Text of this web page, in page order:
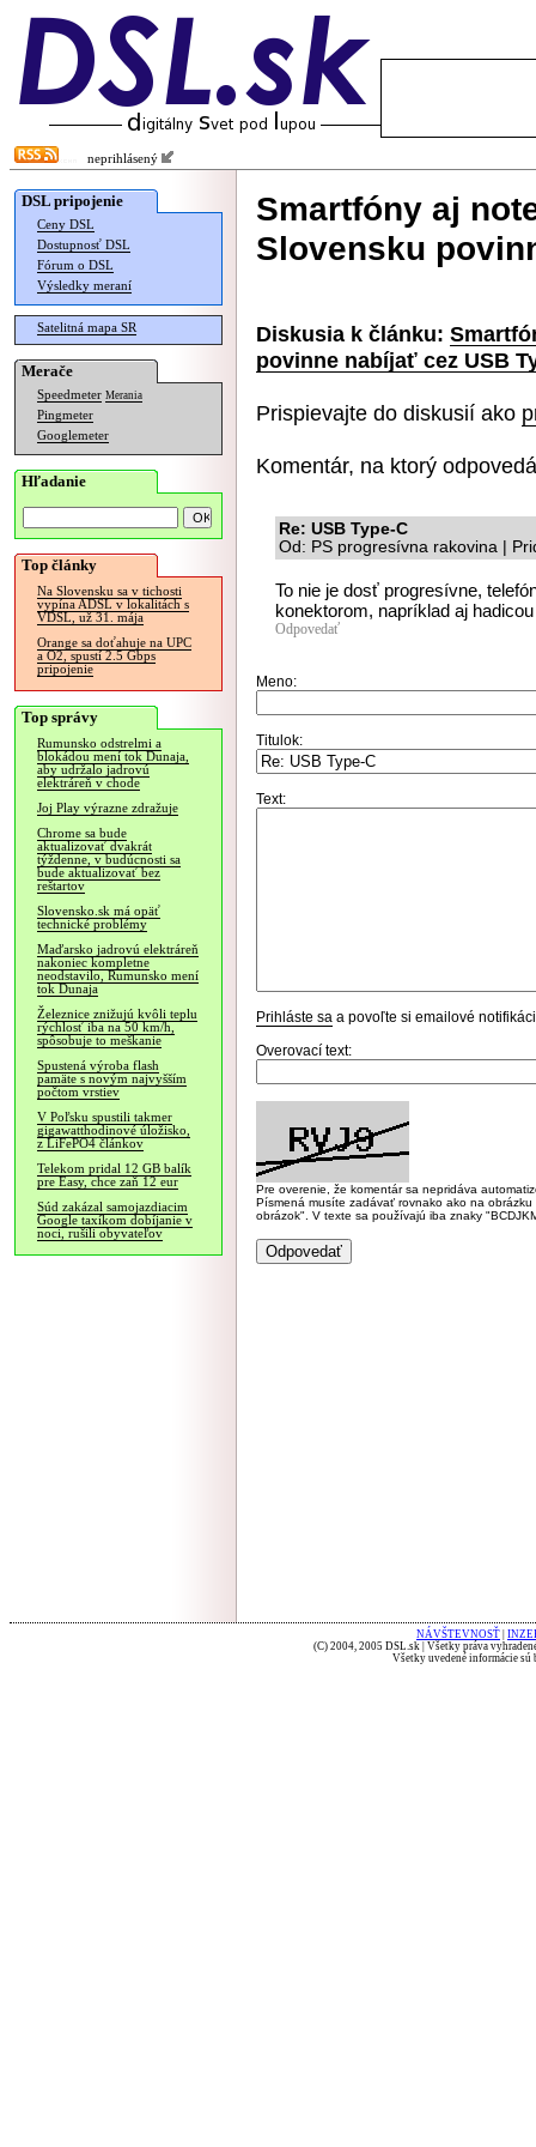
neprihlásený
DSL pripojenie
Ceny DSL
Dostupnosť DSL
Fórum o DSL
Výsledky meraní
Satelitná mapa SR
Merače
Speedmeter Merania
Pingmeter
Googlemeter
Hľadanie
Top články
Na Slovensku sa v tichosti
vypína ADSL v lokalitách s
VDSL, už 31. mája
Orange sa doťahuje na UPC
a O2, spustí 2.5 Gbps
pripojenie
Top správy
Rumunsko odstrelmi a
blokádou mení tok Dunaja,
aby udržalo jadrovú
elektráreň v chode
Joj Play výrazne zdražuje
Chrome sa bude
aktualizovať dvakrát
týždenne, v budúcnosti sa
bude aktualizovať bez
reštartov
Slovensko.sk má opäť
technické problémy
Maďarsko jadrovú elektráreň
nakoniec kompletne
neodstavilo, Rumunsko mení
tok Dunaja
Železnice znižujú kvôli teplu
rýchlosť iba na 50 km/h,
spôsobuje to meškanie
Spustená výroba flash
pamäte s novým najvyšším
počtom vrstiev
V Poľsku spustili takmer
gigawatthodinové úložisko,
z LiFePO4 článkov
Telekom pridal 12 GB balík
pre Easy, chce zaň 12 eur
Súd zakázal samojazdiacim
Google taxíkom dobíjanie v
noci, rušili obyvateľov
Smartfóny aj
Slovensku
Diskusia k článku:
povinne nabíjať cez USB
Prispievajte do diskusií ako
Komentár, na ktorý
Re: USB Type-C
Od: PS progresívna rakovina |
To nie je dosť progresívne,
konektorom, napríklad aj
Odpovedať
Meno:
Titulok:
Text:
Prihláste sa a povoľte si emailové
Overovací text:
Pre overenie, že komentár sa nepridáva
Písmená musíte zadávať rovnako ako na
obrázok". V texte sa používajú iba znaky
NÁVŠTEVNOSŤ
(C) 2004, 2005 DSL.sk | Všetky práva
Všetky uvedené informácie sú